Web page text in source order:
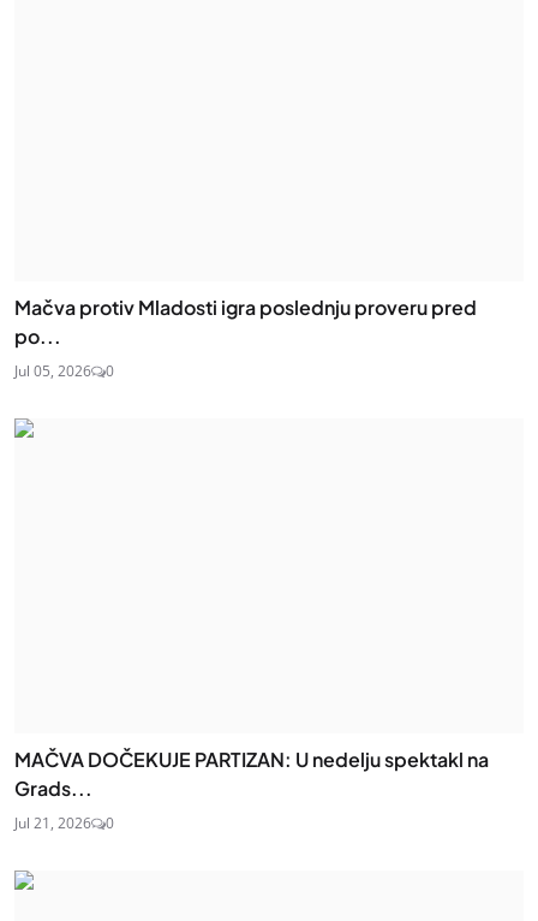
Mačva protiv Mladosti igra poslednju proveru pred
po...
Jul 05, 2026 0
MAČVA DOČEKUJE PARTIZAN: U nedelju spektakl na
Grads...
Jul 21, 2026 0